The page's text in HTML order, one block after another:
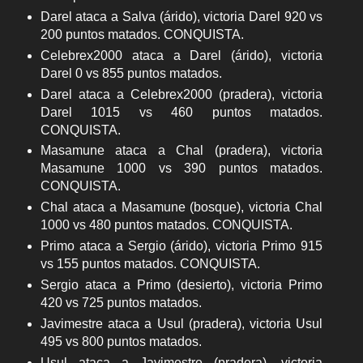
Darel ataca a Salva (árido), victoria Darel 920 vs
200 puntos matados. CONQUISTA.
Celebrex2000 ataca a Darel (árido), victoria
Darel 0 vs 855 puntos matados.
Darel ataca a Celebrex2000 (pradera), victoria
Darel 1015 vs 460 puntos matados.
CONQUISTA.
Masamune ataca a Chal (pradera), victoria
Masamune 1000 vs 390 puntos matados.
CONQUISTA.
Chal ataca a Masamune (bosque), victoria Chal
1000 vs 480 puntos matados. CONQUISTA.
Primo ataca a Sergio (árido), victoria Primo 915
vs 155 puntos matados. CONQUISTA.
Sergio ataca a Primo (desierto), victoria Primo
420 vs 725 puntos matados.
Javimestre ataca a Usul (pradera), victoria Usul
495 vs 800 puntos matados.